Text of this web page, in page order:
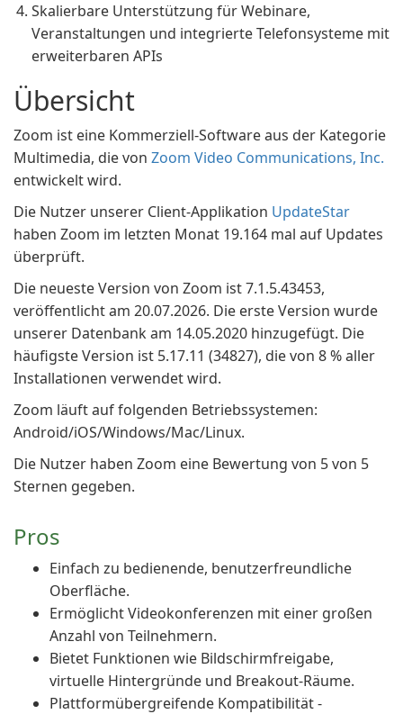
Skalierbare Unterstützung für Webinare,
Veranstaltungen und integrierte Telefonsysteme mit
erweiterbaren APIs
Übersicht
Zoom ist eine Kommerziell-Software aus der Kategorie
Multimedia, die von Zoom Video Communications, Inc.
entwickelt wird.
Die Nutzer unserer Client-Applikation UpdateStar
haben Zoom im letzten Monat 19.164 mal auf Updates
überprüft.
Die neueste Version von Zoom ist 7.1.5.43453,
veröffentlicht am 20.07.2026. Die erste Version wurde
unserer Datenbank am 14.05.2020 hinzugefügt. Die
häufigste Version ist 5.17.11 (34827), die von 8 % aller
Installationen verwendet wird.
Zoom läuft auf folgenden Betriebssystemen:
Android/iOS/Windows/Mac/Linux.
Die Nutzer haben Zoom eine Bewertung von 5 von 5
Sternen gegeben.
Pros
Einfach zu bedienende, benutzerfreundliche
Oberfläche.
Ermöglicht Videokonferenzen mit einer großen
Anzahl von Teilnehmern.
Bietet Funktionen wie Bildschirmfreigabe,
virtuelle Hintergründe und Breakout-Räume.
Plattformübergreifende Kompatibilität -